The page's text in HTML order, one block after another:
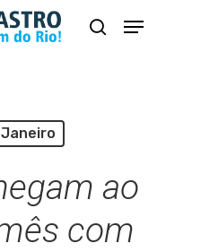
busca
Menu
Janeiro
ao
com